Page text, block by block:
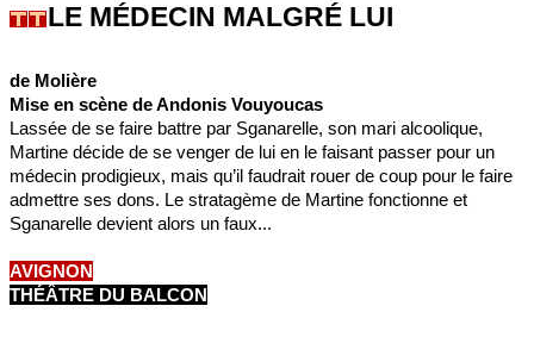
LE MÉDECIN MALGRÉ LUI
de Molière
Mise en scène de Andonis Vouyoucas
Lassée de se faire battre par Sganarelle, son mari alcoolique,
Martine décide de se venger de lui en le faisant passer pour un
médecin prodigieux, mais qu’il faudrait rouer de coup pour le faire
admettre ses dons. Le stratagème de Martine fonctionne et
Sganarelle devient alors un faux...
AVIGNON
THÉÂTRE DU BALCON